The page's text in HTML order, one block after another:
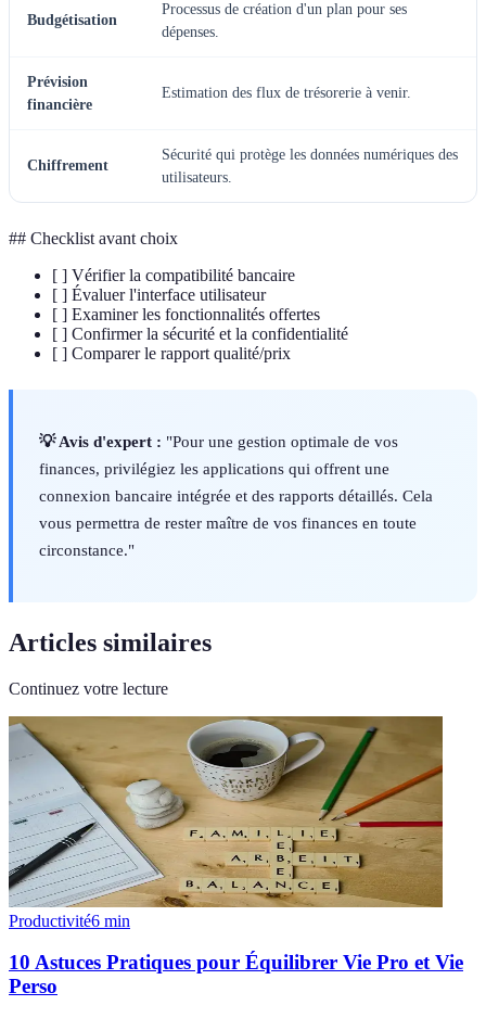
Budgétisation
Processus de création d'un plan pour ses
dépenses.
Prévision
financière
Estimation des flux de trésorerie à venir.
Chiffrement
Sécurité qui protège les données numériques des
utilisateurs.
## Checklist avant choix
[ ] Vérifier la compatibilité bancaire
[ ] Évaluer l'interface utilisateur
[ ] Examiner les fonctionnalités offertes
[ ] Confirmer la sécurité et la confidentialité
[ ] Comparer le rapport qualité/prix
💡 Avis d'expert : "Pour une gestion optimale de vos
finances, privilégiez les applications qui offrent une
connexion bancaire intégrée et des rapports détaillés. Cela
vous permettra de rester maître de vos finances en toute
circonstance."
Articles similaires
Continuez votre lecture
Productivité6 min
10 Astuces Pratiques pour Équilibrer Vie Pro et Vie
Perso